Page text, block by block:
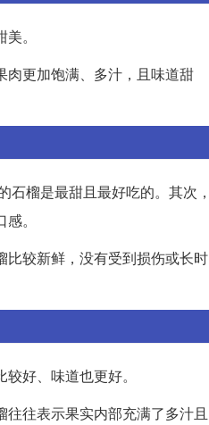
。
肉更加饱满、多汁，且味道甜
榴是最甜且最好吃的。其次，
。
较新鲜，没有受到损伤或长时
好、味道也更好。
往表示果实内部充满了多汁且